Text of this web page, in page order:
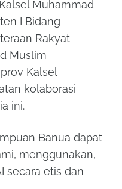
Muhammad
I Bidang
Rakyat
Muslim
Kalsel
kolaborasi
ini.
Banua dapat
menggunakan,
secara etis dan